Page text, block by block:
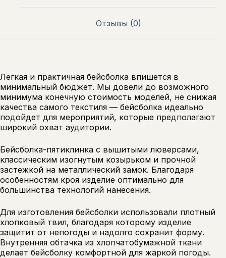
Отзывы (0)
Легкая и практичная бейсболка впишется в
минимальный бюджет. Мы довели до возможного
минимума конечную стоимость моделей, не снижая
качества самого текстиля — бейсболка идеально
подойдет для мероприятий, которые предполагают
широкий охват аудитории.
Бейсболка-пятиклинка с вышитыми люверсами,
классическим изогнутым козырьком и прочной
застежкой на металлический замок. Благодаря
особенностям кроя изделие оптимально для
большинства технологий нанесения.
Для изготовления бейсболки использовали плотный
хлопковый твил, благодаря которому изделие
защитит от непогоды и надолго сохранит форму.
Внутренняя обтачка из хлопчатобумажной ткани
делает бейсболку комфортной для жаркой погоды.